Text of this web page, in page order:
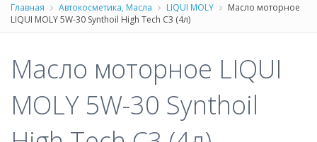
Главная Автокосметика, Масла LIQUI MOLY
Масло моторное
LIQUI MOLY 5W-30 Synthoil High Tech С3 (4л)
Масло моторное LIQUI
MOLY 5W-30 Synthoil